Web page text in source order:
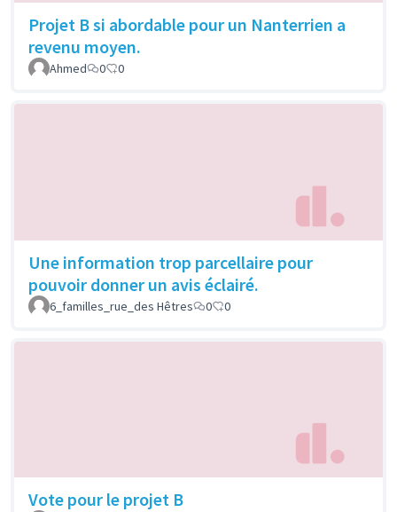
Projet B si abordable pour un Nanterrien a
revenu moyen.
Ahmed 0 0
Une information trop parcellaire pour
pouvoir donner un avis éclairé.
6_familles_rue_des Hêtres 0 0
Vote pour le projet B